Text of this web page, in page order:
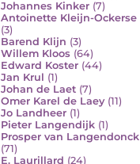
Johannes Kinker (7)
Antoinette Kleijn-Ockerse
(3)
Barend Klijn (3)
Willem Kloos (64)
Edward Koster (44)
Jan Krul (1)
Johan de Laet (7)
Omer Karel de Laey (11)
Jo Landheer (1)
Pieter Langendijk (1)
Prosper van Langendonck
(71)
E. Laurillard (24)